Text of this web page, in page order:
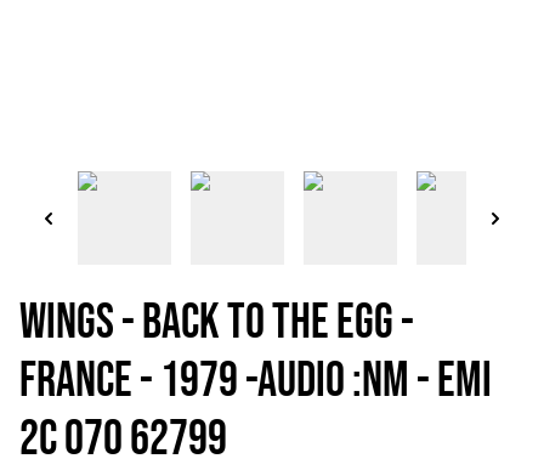
Wings - Back to the egg -
France - 1979 -Audio :NM - EMI
2C 070 62799